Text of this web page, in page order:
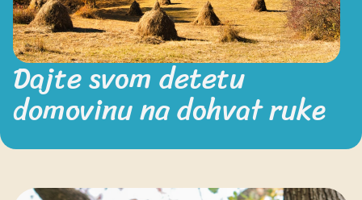
Dajte svom detetu
domovinu na dohvat ruke